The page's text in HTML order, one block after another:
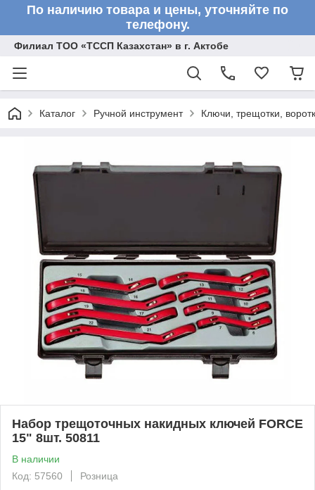
По наличию товара и цены, уточняйте по
телефону.
Филиал ТОО «ТССП Казахстан» в г. Актобе
Каталог Ручной инструмент Ключи, трещотки,
Набор трещоточных накидных ключей FORCE
15" 8шт. 50811
В наличии
Код: 57560
Розница